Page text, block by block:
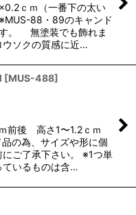
ｃｍ（一番下の太い
88・89のキャンド
。 無塗装でも飾れま
ウソクの質感に近…
[MUS-488]
前後 高さ1〜1.2ｃｍ
の為、サイズや形に個
ご了承下さい。 ※1つ単
ているものは含…